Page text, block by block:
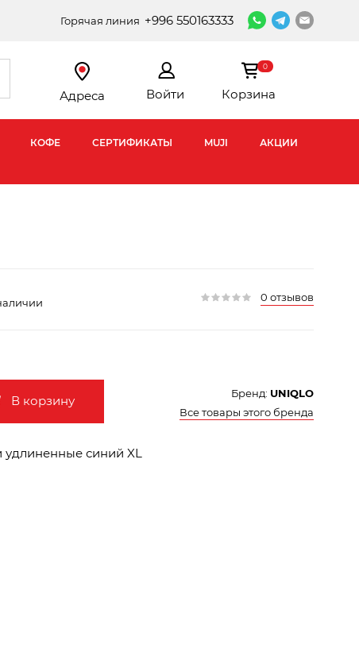
Горячая линия +996 550163333
Адреса Войти
0
Корзина
КОФЕ СЕРТИФИКАТЫ MUJI АКЦИИ
0 отзывов
В корзину Бренд: UNIQLO
Все товары этого бренда
синий XL